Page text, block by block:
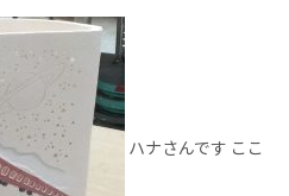
ハナさんです ここ